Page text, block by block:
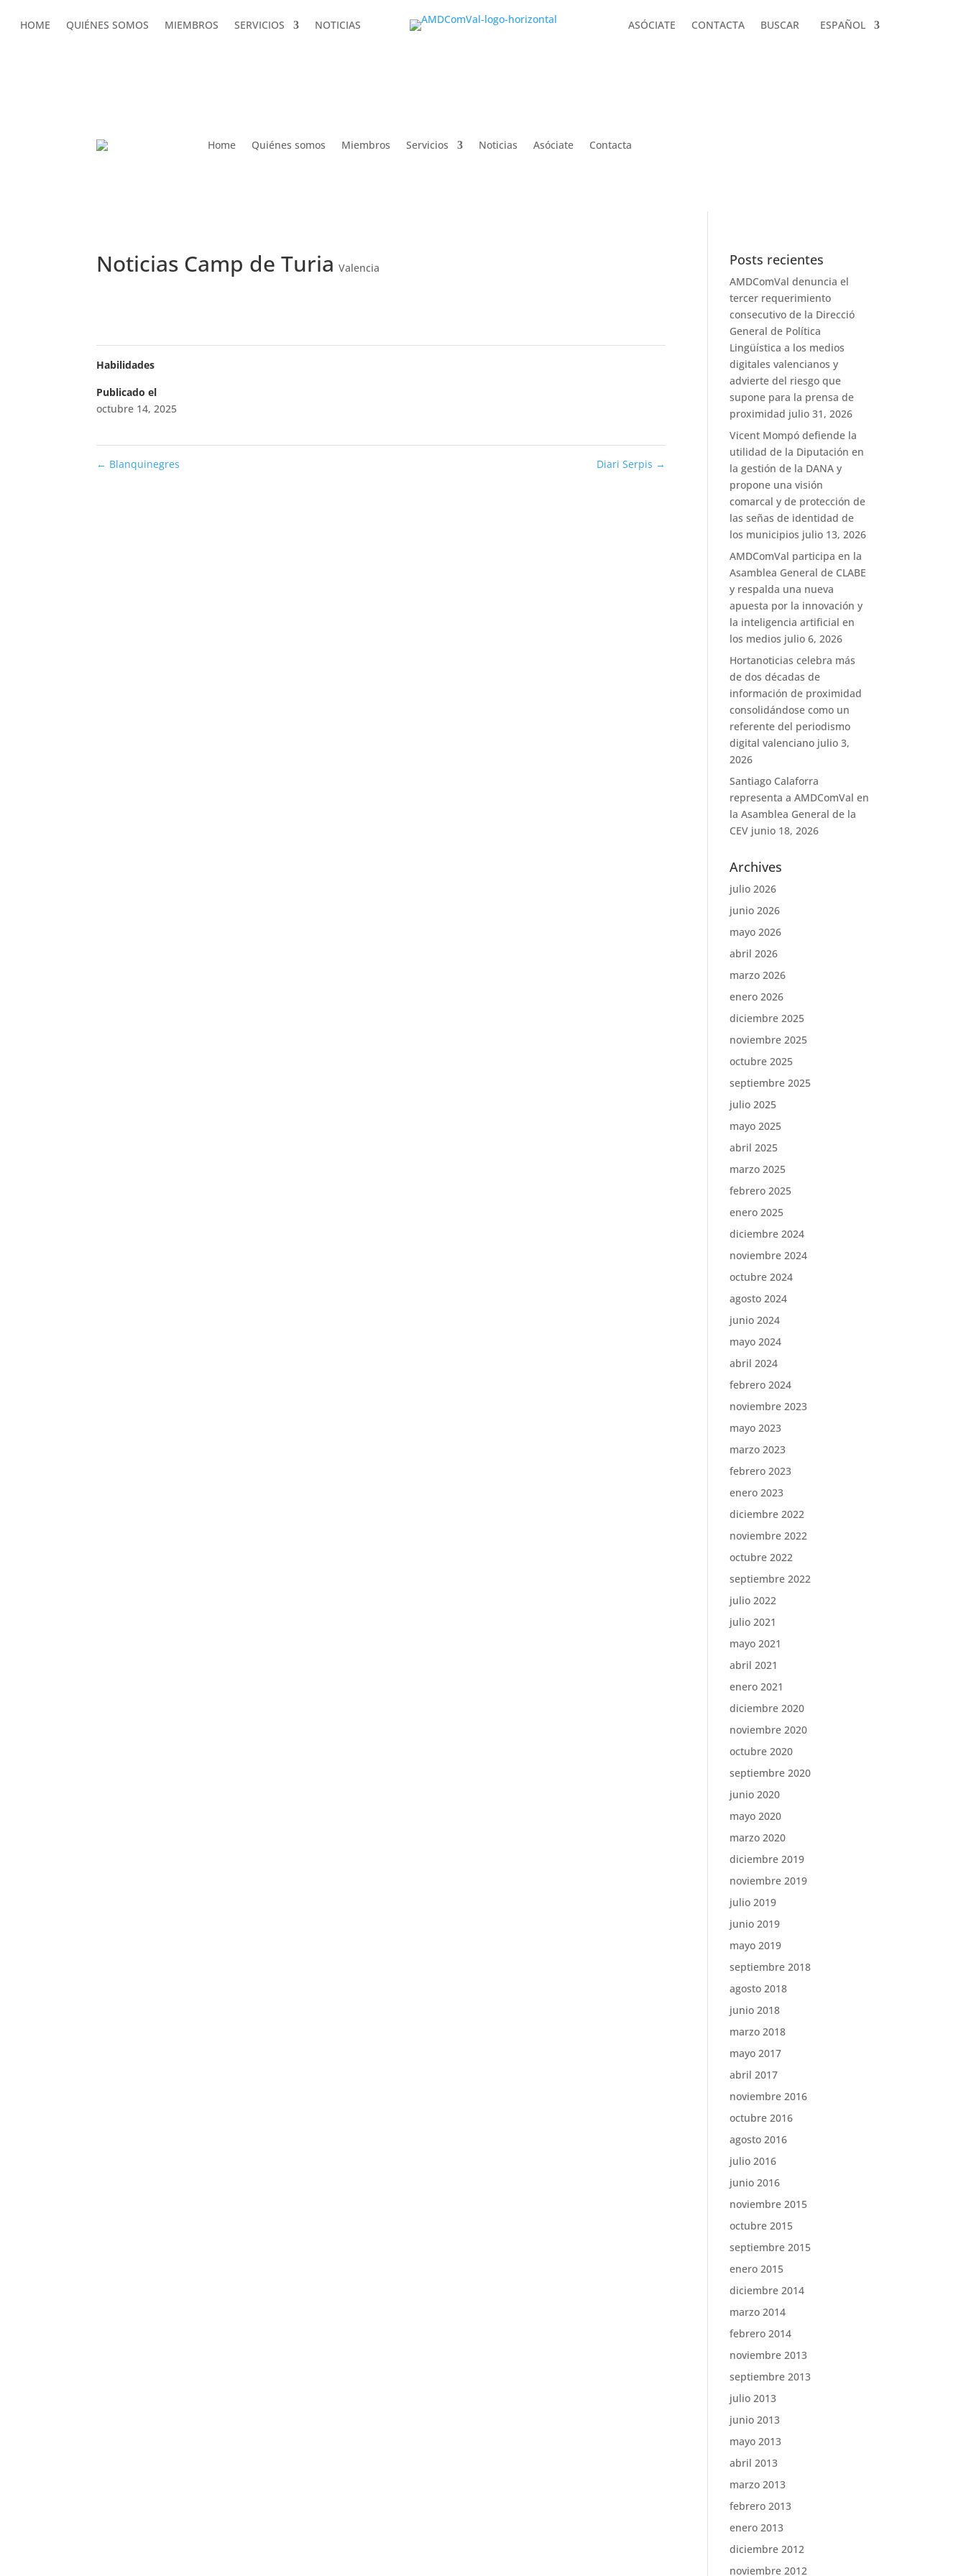
HOME QUIÉNES SOMOS MIEMBROS SERVICIOS NOTICIAS ASÓCIATE CONTACTA BUSCAR
ESPAÑOL
Home Quiénes somos Miembros Servicios Noticias Asóciate Contacta
Noticias Camp de Turia Valencia
Habilidades
Publicado el
octubre 14, 2025
← Blanquinegres Diari Serpis →
Posts recientes
AMDComVal denuncia el
tercer requerimiento
consecutivo de la Direcció
General de Política
Lingüística a los medios
digitales valencianos y
advierte del riesgo que
supone para la prensa de
proximidad julio 31, 2026
Vicent Mompó defiende la
utilidad de la Diputación en
la gestión de la DANA y
propone una visión
comarcal y de protección de
las señas de identidad de
los municipios julio 13, 2026
AMDComVal participa en la
Asamblea General de CLABE
y respalda una nueva
apuesta por la innovación y
la inteligencia artificial en
los medios julio 6, 2026
Hortanoticias celebra más
de dos décadas de
información de proximidad
consolidándose como un
referente del periodismo
digital valenciano julio 3,
2026
Santiago Calaforra
representa a AMDComVal en
la Asamblea General de la
CEV junio 18, 2026
Archives
julio 2026
junio 2026
mayo 2026
abril 2026
marzo 2026
enero 2026
diciembre 2025
noviembre 2025
octubre 2025
septiembre 2025
julio 2025
mayo 2025
abril 2025
marzo 2025
febrero 2025
enero 2025
diciembre 2024
noviembre 2024
octubre 2024
agosto 2024
junio 2024
mayo 2024
abril 2024
febrero 2024
noviembre 2023
mayo 2023
marzo 2023
febrero 2023
enero 2023
diciembre 2022
noviembre 2022
octubre 2022
septiembre 2022
julio 2022
julio 2021
mayo 2021
abril 2021
enero 2021
diciembre 2020
noviembre 2020
octubre 2020
septiembre 2020
junio 2020
mayo 2020
marzo 2020
diciembre 2019
noviembre 2019
julio 2019
junio 2019
mayo 2019
septiembre 2018
agosto 2018
junio 2018
marzo 2018
mayo 2017
abril 2017
noviembre 2016
octubre 2016
agosto 2016
julio 2016
junio 2016
noviembre 2015
octubre 2015
septiembre 2015
enero 2015
diciembre 2014
marzo 2014
febrero 2014
noviembre 2013
septiembre 2013
julio 2013
junio 2013
mayo 2013
abril 2013
marzo 2013
febrero 2013
enero 2013
diciembre 2012
noviembre 2012